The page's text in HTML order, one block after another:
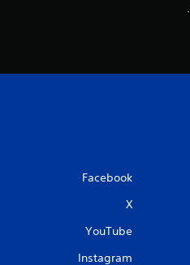
Facebook
X
YouTube
Instagram